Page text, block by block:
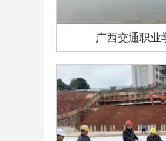
广西交通职业